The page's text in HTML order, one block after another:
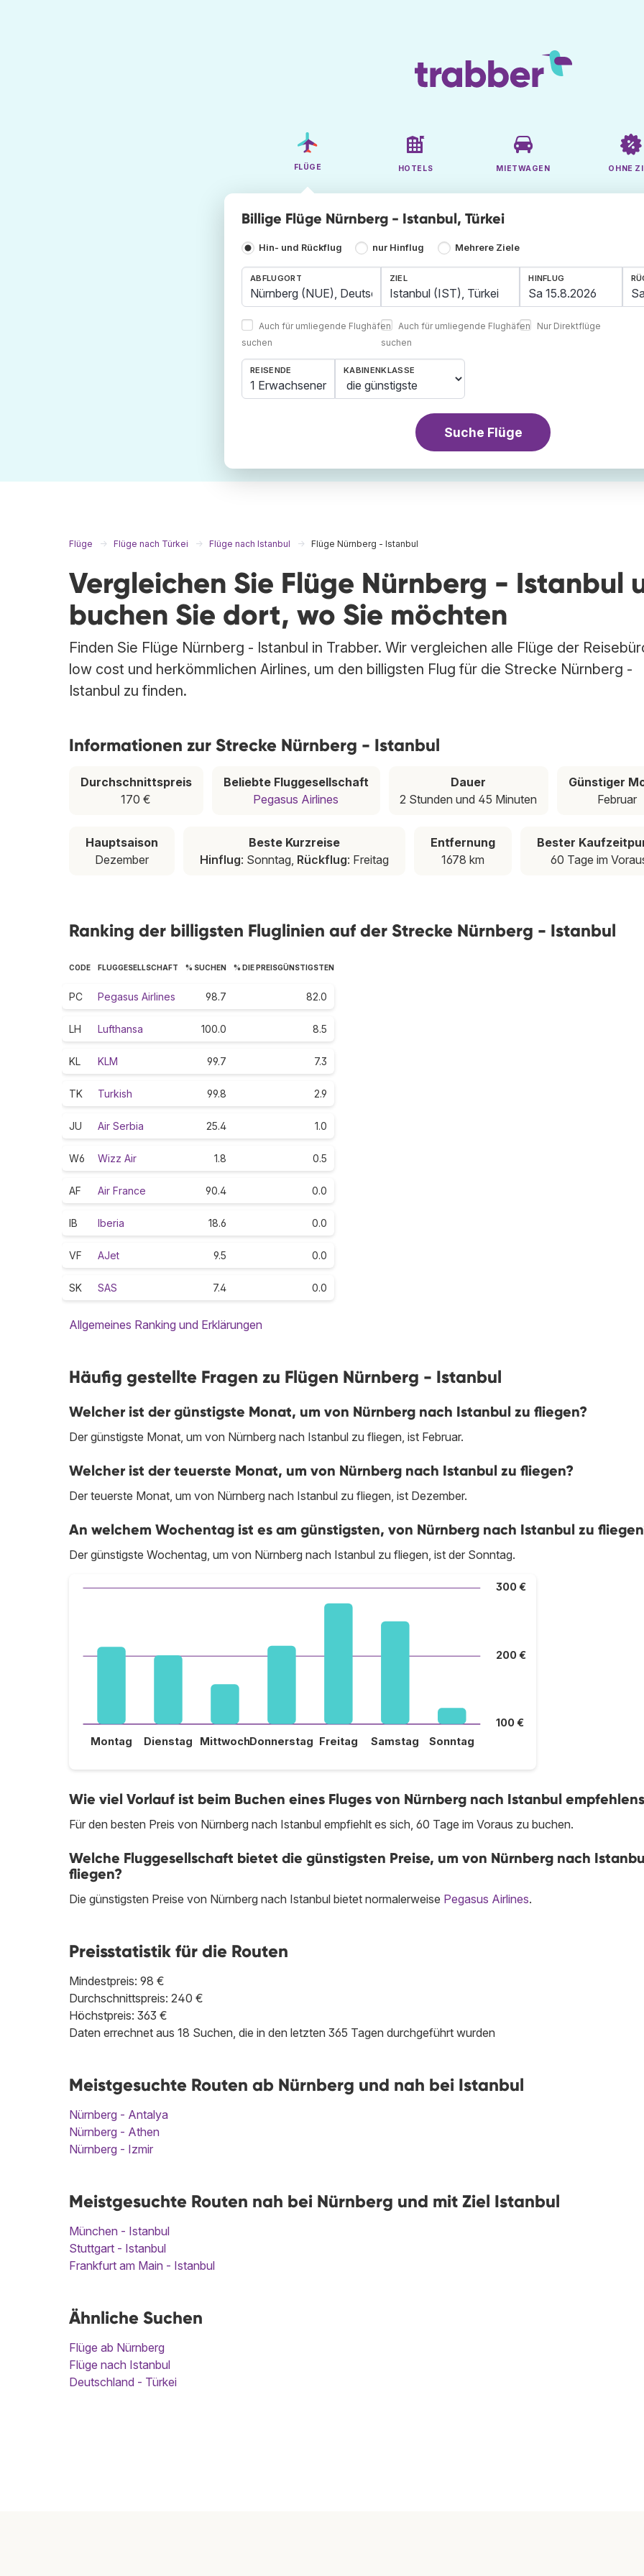
FLÜGE HOTELS MIETWAGEN OHNE
Billige Flüge Nürnberg - Istanbul, Türkei
Hin- und Rückflug nur Hinflug Mehrere Ziele
ABFLUGORT
Auch für umliegende Flughäfen
suchen
ZIEL
Auch für umliegende Flughäfen
suchen
HINFLUG
Nur Direktflüge
REISENDE
1 Erwachsener
KABINENKLASSE
Suche Flüge
Flüge Flüge nach Türkei Flüge nach Istanbul Flüge Nürnberg - Istanbul
Vergleichen Sie Flüge Nürnberg - Istanbul
buchen Sie dort, wo Sie möchten
Finden Sie Flüge Nürnberg - Istanbul in Trabber. Wir vergleichen alle Flüge der
low cost und herkömmlichen Airlines, um den billigsten Flug für die Strecke Nürnberg -
Istanbul zu finden.
Informationen zur Strecke Nürnberg - Istanbul
Durchschnittspreis
170 €
Beliebte Fluggesellschaft
Pegasus Airlines
Dauer
2 Stunden und 45 Minuten
Günstiger
Februar
Hauptsaison
Dezember
Beste Kurzreise
Hinflug: Sonntag, Rückflug: Freitag
Entfernung
1678 km
Bester
60 Tage im
Ranking der billigsten Fluglinien auf der Strecke Nürnberg - Istanbul
CODE FLUGGESELLSCHAFT % SUCHEN % DIE PREISGÜNSTIGSTEN
PC Pegasus Airlines 98.7 82.0
LH Lufthansa 100.0 8.5
KL KLM 99.7 7.3
TK Turkish 99.8 2.9
JU Air Serbia 25.4 1.0
W6 Wizz Air 1.8 0.5
AF Air France 90.4 0.0
IB Iberia 18.6 0.0
VF AJet 9.5 0.0
SK SAS 7.4 0.0
Allgemeines Ranking und Erklärungen
Häufig gestellte Fragen zu Flügen Nürnberg - Istanbul
Welcher ist der günstigste Monat, um von Nürnberg nach Istanbul zu fliegen?
Der günstigste Monat, um von Nürnberg nach Istanbul zu fliegen, ist Februar.
Welcher ist der teuerste Monat, um von Nürnberg nach Istanbul zu fliegen?
Der teuerste Monat, um von Nürnberg nach Istanbul zu fliegen, ist Dezember.
An welchem Wochentag ist es am günstigsten, von Nürnberg nach Istanbul zu
Der günstigste Wochentag, um von Nürnberg nach Istanbul zu fliegen, ist der Sonntag.
100 €
200 €
300 €
Montag Dienstag MittwochDonnerstag Freitag Samstag Sonntag
Wie viel Vorlauf ist beim Buchen eines Fluges von Nürnberg nach Istanbul
Für den besten Preis von Nürnberg nach Istanbul empfiehlt es sich, 60 Tage im Voraus zu buchen.
Welche Fluggesellschaft bietet die günstigsten Preise, um von Nürnberg nach
fliegen?
Die günstigsten Preise von Nürnberg nach Istanbul bietet normalerweise Pegasus Airlines.
Preisstatistik für die Routen
Mindestpreis: 98 €
Durchschnittspreis: 240 €
Höchstpreis: 363 €
Daten errechnet aus 18 Suchen, die in den letzten 365 Tagen durchgeführt wurden
Meistgesuchte Routen ab Nürnberg und nah bei Istanbul
Nürnberg - Antalya
Nürnberg - Athen
Nürnberg - Izmir
Meistgesuchte Routen nah bei Nürnberg und mit Ziel Istanbul
München - Istanbul
Stuttgart - Istanbul
Frankfurt am Main - Istanbul
Ähnliche Suchen
Flüge ab Nürnberg
Flüge nach Istanbul
Deutschland - Türkei